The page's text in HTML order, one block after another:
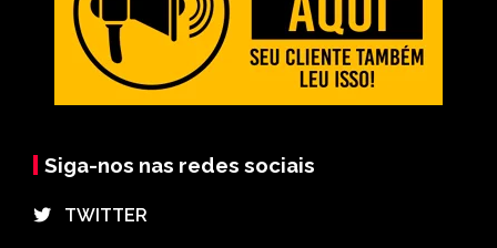
Siga-nos nas redes sociais
⠀TWITTER